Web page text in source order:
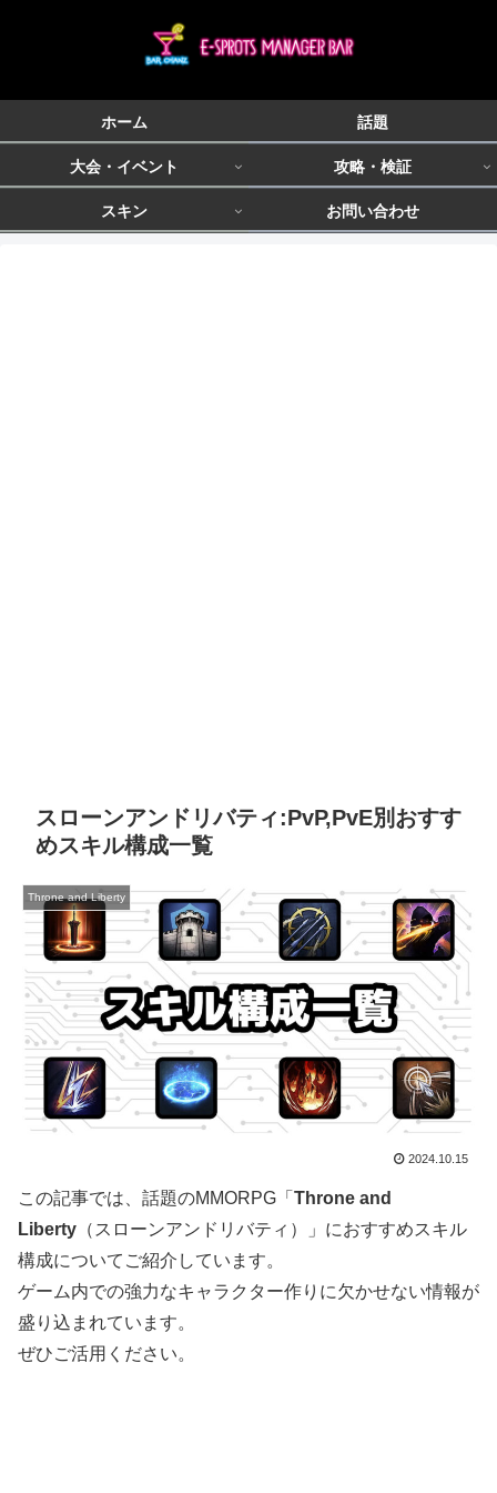
ホーム 話題
大会・イベント 攻略・検証
スキン お問い合わせ
スローンアンドリバティ:PvP,PvE別おすす
めスキル構成一覧
Throne and Liberty
2024.10.15
この記事では、話題のMMORPG「 Throne and
Liberty （スローンアンドリバティ）」におすすめスキル
構成についてご紹介しています。
ゲーム内での強力なキャラクター作りに欠かせない情報が
盛り込まれています。
ぜひご活用ください。